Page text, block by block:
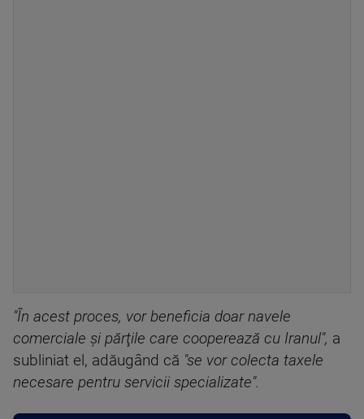
"În acest proces, vor beneficia doar navele
comerciale şi părţile care cooperează cu Iranul", a
subliniat el, adăugând că "se vor colecta taxele
necesare pentru servicii specializate".